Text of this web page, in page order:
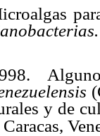
y de